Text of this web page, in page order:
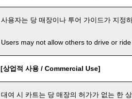
사용자는 당 매장이나 투어 가이드가 지정
Users may not allow others to drive or
[상업적 사용 / Commercial Use]
대여 시 카트는 당 매장의 허가가 없는 한